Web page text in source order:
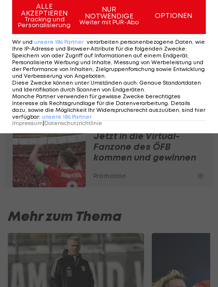
Jetzt mitmachen beim
Bundesliga-Tippspiel
von LAOLA1!
Bundesliga
"Schockierende"
Leistung: Standfest in
Altach angezählt?
Bundesliga
Jetzt in die Virtual-
Fanzone des ÖFB
kommen und gewinnen
Promotion
Mehr zum Thema
ALLE
AKZEPTIEREN
Tracking und
Personalisierung
NUR
NOTWENDIGE
Weiter mit PUR-Abo
OPTIONEN
Wir und unsere 186 Partner verarbeiten personenbezogene Daten, wie
Ihre IP-Adresse und Browser-Attribute für die folgenden Zwecke:
Speichern von oder Zugriff auf Informationen auf einem Endgerät;
Personalisierte Werbung und Inhalte, Messung von Werbeleistung und
der Performance von Inhalten, Zielgruppenforschung sowie Entwicklung
und Verbesserung von Angeboten.
Diese Zwecke können unter Umständen auch: Genaue Standortdaten
und Identifikation durch Scannen von Endgeräten.
Manche Partner verwenden für gewisse Zwecke berechtigtes
Interesse als Rechtsgrundlage für die Datenverarbeitung. Details
dazu, sowie die Möglichkeit Ihr Widerspruchsrecht auszuüben, sind hier
verfügbar: unsere 186 Partner
Impressum Datenschutzrichtlinie